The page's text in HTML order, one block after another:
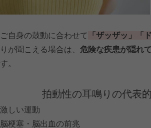
ご自身の鼓動に合わせて 「ザッザッ」「
りが聞こえる場合は、 危険な疾患が隠れ
す。
拍動性の耳鳴りの代表
激しい運動
脳梗塞・脳出血の前兆